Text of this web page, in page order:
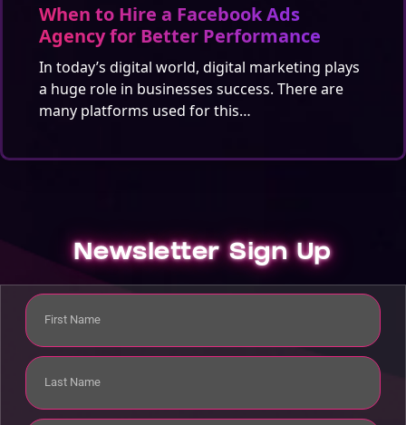
When to Hire a Facebook Ads
Agency for Better Performance
In today’s digital world, digital marketing plays
a huge role in businesses success. There are
many platforms used for this…
Newsletter Sign Up